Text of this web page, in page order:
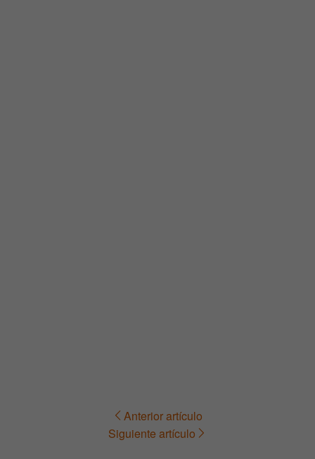
Navegación Anterior artículo
Siguiente artículo